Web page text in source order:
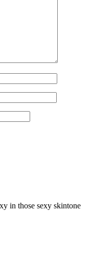
in those sexy skintone